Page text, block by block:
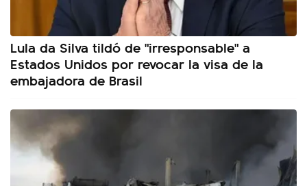
Lula da Silva tildó de "irresponsable" a
Estados Unidos por revocar la visa de la
embajadora de Brasil